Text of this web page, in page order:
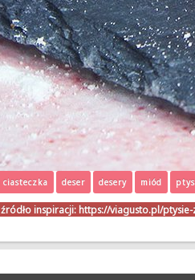
ciasteczka deser desery miód
źródło inspiracji: https://viagusto.pl/